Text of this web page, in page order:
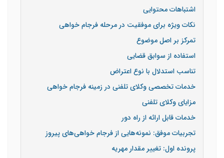
اشتباهات محتوایی
نکات ویژه برای موفقیت در مرحله فرجام خواهی
تمرکز بر اصل موضوع
استفاده از سوابق قضایی
تناسب استدلال با نوع اعتراض
خدمات تخصصی وکلای تلفنی در زمینه فرجام خواهی
مزایای وکلای تلفنی
خدمات قابل ارائه از راه دور
تجربیات موفق: نمونه‌هایی از فرجام خواهی‌های پیروز
پرونده اول: تغییر مقدار مهریه